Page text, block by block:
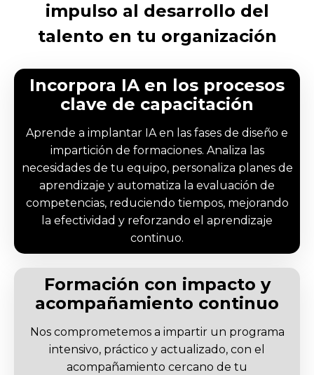
impulso al desarrollo del
talento en tu organización
Incorpora IA en los procesos
clave de capacitación
Aprende a implantar IA en las fases de diseño e
impartición de formaciones. Analiza las
necesidades de tu equipo, personaliza planes de
aprendizaje y automatiza la evaluación de
competencias, reduciendo tiempos, mejorando
la efectividad y reforzando el aprendizaje
continuo.
Formación con impacto y
acompañamiento continuo
Nos comprometemos a impartir un programa
intensivo, práctico y actualizado, con el
acompañamiento cercano de tu